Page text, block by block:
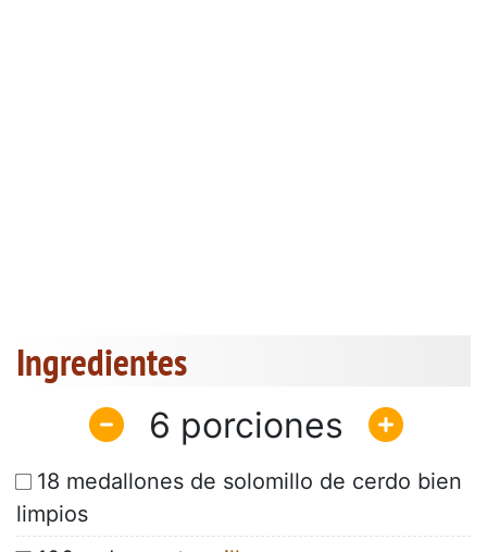
Ingredientes
6
18 medallones de solomillo de cerdo bien
limpios